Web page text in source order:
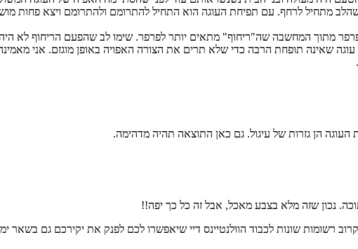
מתחיל לרחף. עם תפיחת העוגה הוא התחיל להתרומם ולהתרומם ויצא פחות
מתוך המחשבה שה"ריחוף" מתאים יותר לפרפר. שימו לב שהפעם הריחוף לא היה
עוגה שאינה תופחת הרבה כדי שלא תרים את הצורה האפויה באופן מוגזם. אני
הן גזרות של עיגול. גם כאן התוצאה תהיה מדהימה.
נכון שזה מלא בצבע מאכל, אבל זה כל כך יפה!!
רשומות שונות לכבוד הוולנטיינס דיי שיאפשרו לכם לפנק את יקירכם גם